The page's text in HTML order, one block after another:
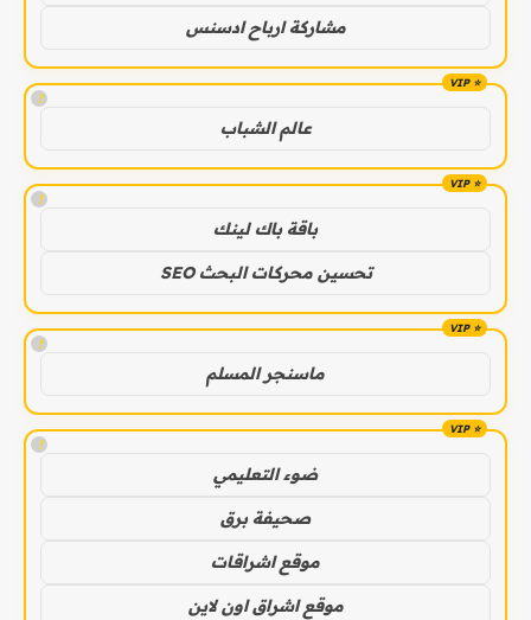
مشاركة ارباح ادسنس
!
عالم الشباب
!
باقة باك لينك
تحسين محركات البحث SEO
!
ماسنجر المسلم
!
ضوء التعليمي
صحيفة برق
موقع اشراقات
موقع اشراق اون لاين